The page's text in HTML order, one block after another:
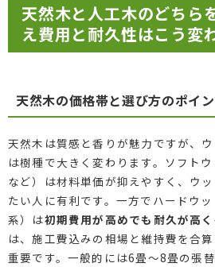
天然木と人工木のどちら
え費用と耐久性はこう変
天然木の価格帯と選び方のポイ
天然木は質感と香りが魅力ですが、
は樹種で大きく変わります。ソフト
など）は材料単価が抑えやすく、ウ
たい人に有利です。一方でハードウ
系）は初期費用が高めでも耐久が高
は、施工費込みの相場と維持費を合
重要です。一般的には6畳〜8畳の張